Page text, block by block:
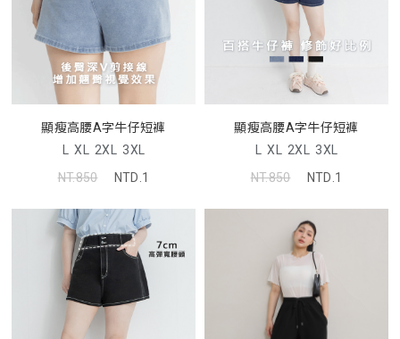
顯瘦高腰A字牛仔短褲
L XL 2XL 3XL
NT.850
NTD.1
顯瘦高腰A字牛仔短褲
L XL 2XL 3XL
NT.850
NTD.1